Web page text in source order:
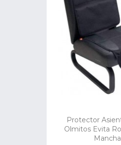
Protector
Olmitos Evita